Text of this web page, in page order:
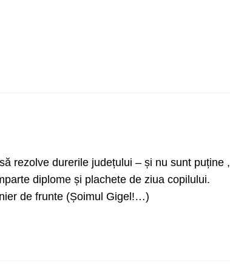
rezolve durerile județului – și nu sunt puține ,
diplome și plachete de ziua copilului.
de frunte (Șoimul Gigel!…)